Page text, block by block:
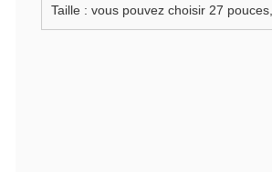
Taille : vous pouvez choisir 27